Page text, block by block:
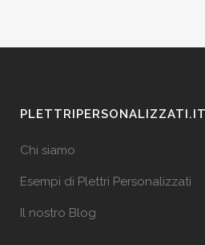
PLETTRIPERSONALIZZATI.IT
Chi siamo
Esempi di Plettri Personalizzati
Il nostro Blog